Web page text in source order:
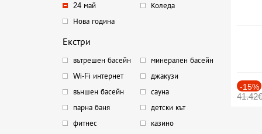
24 май
Коледа
Нова година
Екстри
вътрешен басейн
минерален басейн
Wi-Fi интернет
джакузи
външен басейн
сауна
парна баня
детски кът
фитнес
казино
-15%
41.42€